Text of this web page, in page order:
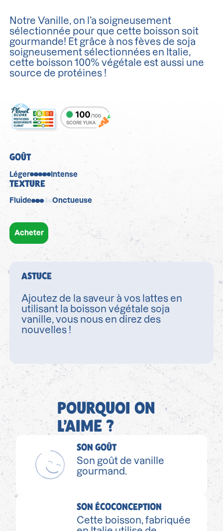
Notre Vanille, on l’a soigneusement
sélectionnée pour que cette boisson soit
gourmande! Et grâce à nos fèves de soja
soigneusement sélectionnées en Italie,
cette boisson 100% végétale est aussi une
source de protéines !
GOÛT
Léger Intense
TEXTURE
Fluide Onctueuse
Acheter
ASTUCE
Ajoutez de la saveur à vos lattes en
utilisant la boisson végétale soja
vanille, vous nous en direz des
nouvelles !
POURQUOI ON
L’AIME ?
SON GOÛT
Son goût de vanille
gourmand.
SON ÉCOCONCEPTION
Cette boisson, fabriquée